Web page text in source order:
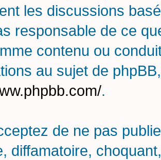
les discussions
responsable de ce
contenu ou
au sujet de
.
de ne pas
diffamatoire,